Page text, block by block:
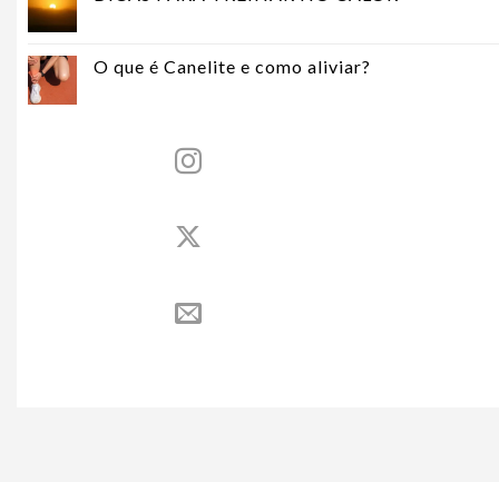
O que é Canelite e como aliviar?